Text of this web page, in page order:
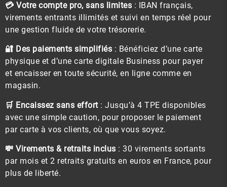
💳 Votre compte pro, sans limites : IBAN français,
virements entrants illimités et suivi en temps réel pour
une gestion fluide de votre trésorerie.
🔐 Des paiements simplifiés : Bénéficiez d’une carte
physique et d’une carte digitale Business pour payer
et encaisser en toute sécurité, en ligne comme en
magasin.
🛒 Encaissez sans effort: Jusqu’à 4 TPE disponibles
avec une simple caution, pour proposer le paiement
par carte à vos clients, où que vous soyez.
💸 Virements & retraits inclus : 30 virements sortants
par mois et 2 retraits gratuits en euros en France, pour
plus de liberté.